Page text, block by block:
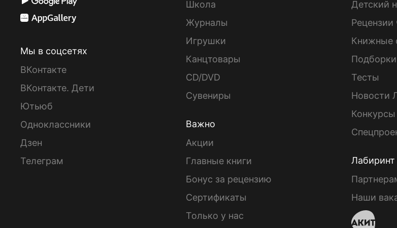
Мы в соцсетях
ВКонтакте
ВКонтакте. Дети
Ютьюб
Одноклассники
Дзен
Телеграм
Школа
Журналы
Игрушки
Канцтовары
CD/DVD
Сувениры
Важно
Акции
Главные книги
Бонус за рецензию
Сертификаты
Только у нас
Детский
Рецензии
Книжные
Подборки
Тесты
Новости
Конкурсы
Наши